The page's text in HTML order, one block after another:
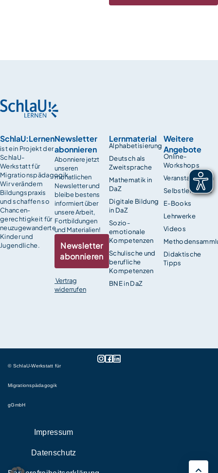
SchlaU:Lernen
ist ein Projekt der
SchlaU-
Werkstatt für
Migrationspädagogik.
Wir verändern
Bildungspraxis
und schaffen so
Chancen­
gerechtigkeit für
neuzugewanderte
Kinder und
Jugendliche.
Lernmaterial
Alphabetisierung
Deutsch als
Zweitsprache
Mathematik in
DaZ
Digitale Bildung
in DaZ
Sozio-
emotionale
Kompetenzen
Schulische und
berufliche
Kompetenzen
BNE in DaZ
Weitere
Angebote
Online-
Workshops
Veranstaltungen
Selbstlernkurse
E-Books
Lehrwerke
Videos
Didaktische
Tipps
Newsletter
abonnieren
Abonniere jetzt
unseren
monatlichen
Newsletter und
bleibe bestens
informiert über
unsere Arbeit,
Fortbildungen
und Materialien!
Newsletter
abonnieren
Vertrag
widerrufen
© SchlaU-Werkstatt für
Migrationspädagogik
gGmbH
Impressum
Datenschutz